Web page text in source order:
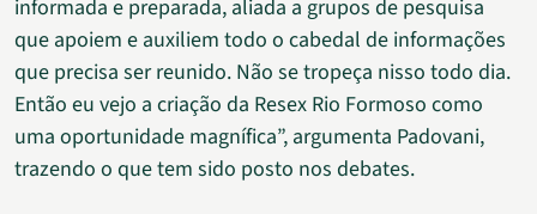
informada e preparada, aliada a grupos de pesquisa
que apoiem e auxiliem todo o cabedal de informações
que precisa ser reunido. Não se tropeça nisso todo dia.
Então eu vejo a criação da Resex Rio Formoso como
uma oportunidade magnífica”, argumenta Padovani,
trazendo o que tem sido posto nos debates.